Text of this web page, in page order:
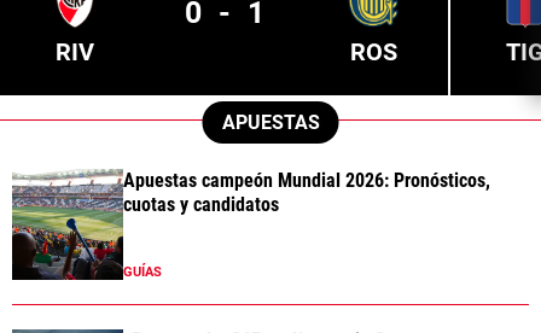
RIV
0 - 1
ROS
APUESTAS
Apuestas campeón Mundial 2026: Pronósticos,
cuotas y candidatos
GUÍAS